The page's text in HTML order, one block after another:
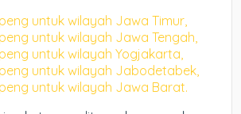
untuk wilayah Jawa Timur,
untuk wilayah Jawa Tengah,
untuk wilayah Yogjakarta,
untuk wilayah Jabodetabek,
untuk wilayah Jawa Barat.